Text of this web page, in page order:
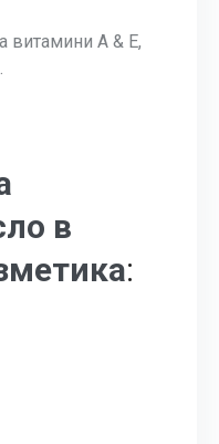
витамини A & E,
в
: